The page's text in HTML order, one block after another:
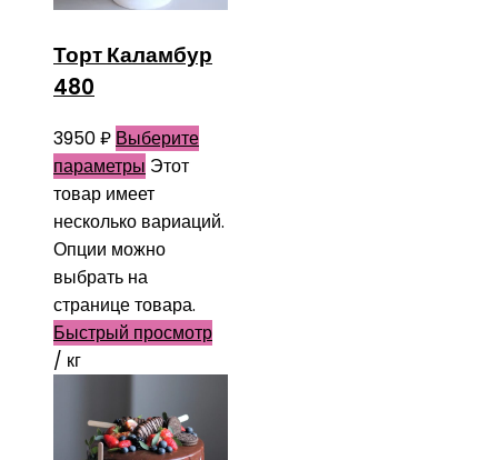
Торт Каламбур
480
3950₽ Выберите
параметры Этот
товар имеет
несколько вариаций.
Опции можно
выбрать на
странице товара.
Быстрый просмотр
/ кг